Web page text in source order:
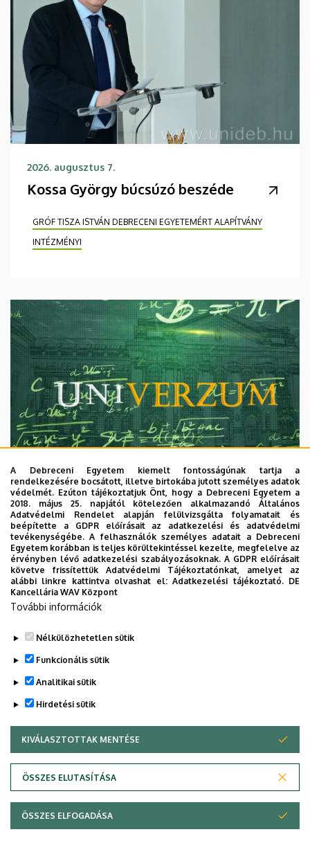
2026. augusztus 7.
Kossa György búcsúzó beszéde
GRÓF TISZA ISTVÁN DEBRECENI EGYETEMÉRT ALAPÍTVÁNY
INTÉZMÉNYI
2026. augusztus 7.
Univerzum: A Debreceni Egyetem
titkos receptjei
KUTATÁS TUDOMÁNY
Adatvédelem
Copyright © 2026 Unideb
A Debreceni Egyetem kiemelt fontosságúnak tartja a
rendelkezésére bocsátott, illetve birtokába jutott személyes adatok
védelmét. Ezúton tájékoztatjuk Önt, hogy a Debreceni Egyetem a
2018. május 25. napjától kötelezően alkalmazandó Általános
Adatvédelmi Rendelet alapján felülvizsgálta folyamatait és
beépítette a GDPR előírásait az adatkezelési és adatvédelmi
tevékenységébe. A felhasználók személyes adatait a Debreceni
Egyetem korábban is teljes körültekintéssel kezelte, megfelelve az
érvényben lévő adatkezelési szabályozásoknak. A GDPR előírásait
követve frissítettük Adatvédelmi Tájékoztatónkat, amelyet az
alábbi linkre kattintva olvashat el:Adatkezelési tájékoztató. DE
Kancellária WAV Központ
További információk
Nélkülözhetetlen sütik
Funkcionális sütik
Analitikai sütik
Hirdetési sütik
KIVÁLASZTOTTAK MENTÉSE
ÖSSZES ELUTASÍTÁSA
WITHDRAW CONSENT
ÖSSZES ELFOGADÁSA